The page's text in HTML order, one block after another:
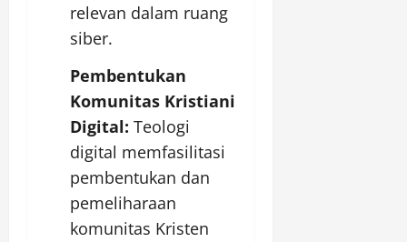
relevan dalam ruang
siber.
Pembentukan
Komunitas Kristiani
Digital: Teologi
digital memfasilitasi
pembentukan dan
pemeliharaan
komunitas Kristen